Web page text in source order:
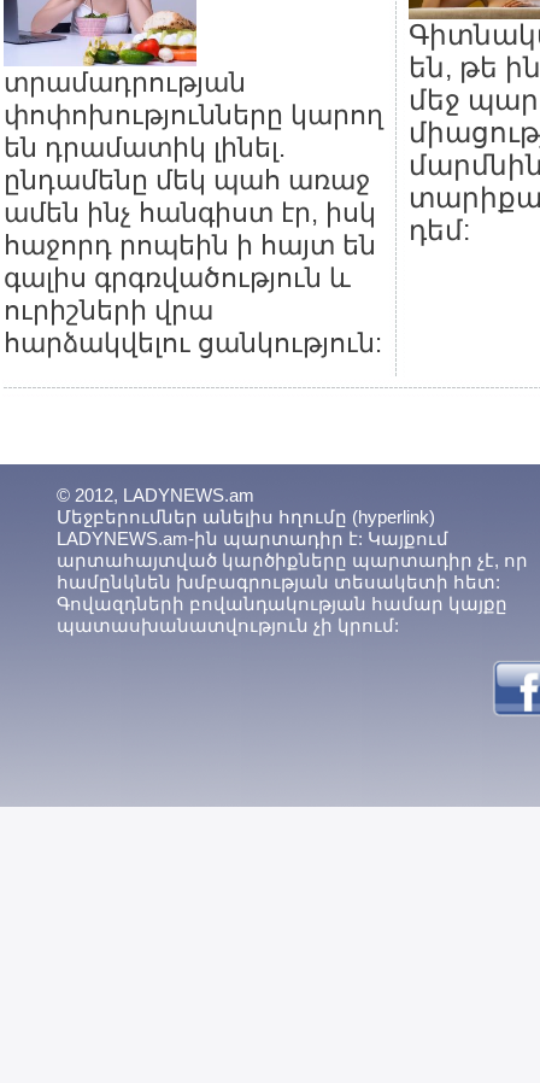
տրամադրության
փոփոխությունները կարող
են դրամատիկ լինել.
ընդամենը մեկ պահ առաջ
ամեն ինչ հանգիստ էր, իսկ
հաջորդ րոպեին ի հայտ են
գալիս գրգռվածություն և
ուրիշների վրա
հարձակվելու ցանկություն:
են, թե
մեջ
դեմ:
© 2012, LADYNEWS.am
Մեջբերումներ անելիս հղումը (hyperlink)
LADYNEWS.am-ին պարտադիր է: Կայքում
արտահայտված կարծիքները պարտադիր չէ, որ
համընկնեն խմբագրության տեսակետի հետ:
Գովազդների բովանդակության համար կայքը
պատասխանատվություն չի կրում: